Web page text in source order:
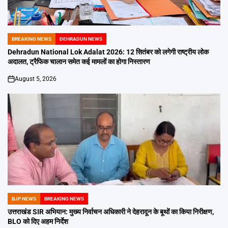
POSTED
IN
BREAKING NEWS DEHRADUN NEWS
Dehradun National Lok Adalat 2026: 12 सितंबर को लगेगी राष्ट्रीय लोक
अदालत, ट्रैफिक चालान समेत कई मामलों का होगा निस्तारण
on
August 5, 2026
POSTED
IN
BJP NEWS BREAKING NEWS
उत्तराखंड SIR अभियान: मुख्य निर्वाचन अधिकारी ने देहरादून के बूथों का किया निरीक्षण,
BLO को दिए अहम निर्देश